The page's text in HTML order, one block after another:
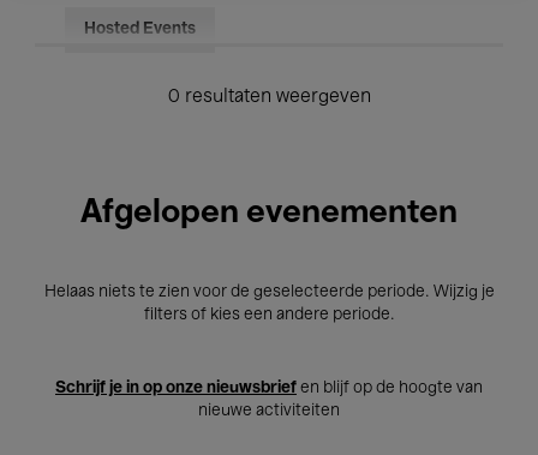
Hosted Events
0 resultaten weergeven
Afgelopen evenementen
Helaas niets te zien voor de geselecteerde periode. Wijzig je
filters of kies een andere periode.
Schrijf je in op onze nieuwsbrief en blijf op de hoogte van
nieuwe activiteiten